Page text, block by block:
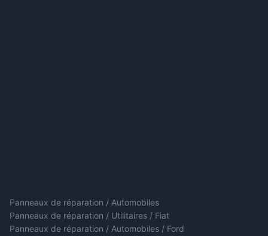
Panneaux de réparation / Automobiles
Panneaux de réparation / Utilitaires / Fiat
Panneaux de réparation / Automobiles / Ford